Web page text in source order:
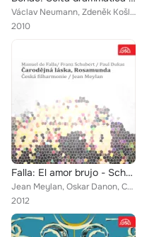
Václav Neumann, Zdeněk Košler, Czech Philharmonic
2010
Falla: El amor brujo - Schubert: Rosamunde - Dukas: L´ Apprenti Sorcier
Jean Meylan, Oskar Danon, Czech Philharmonic
2012